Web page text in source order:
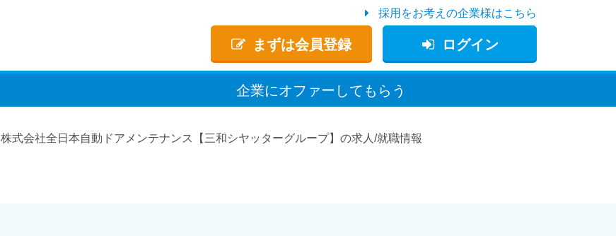
まずは会員登録 ログイン
採用をお考えの企業様はこちら
企業にオファー してもらう
株式会社全日本自動ドアメンテナンス【三和シヤッターグループ】の求人/就職情報